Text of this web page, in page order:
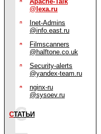
@lexa.ru
Inet-Admins
@info.east.ru
Filmscanners
@halftone.co.uk
Security-alerts
@yandex-team.ru
nginx-ru
@sysoev.ru
СТАТЬИ